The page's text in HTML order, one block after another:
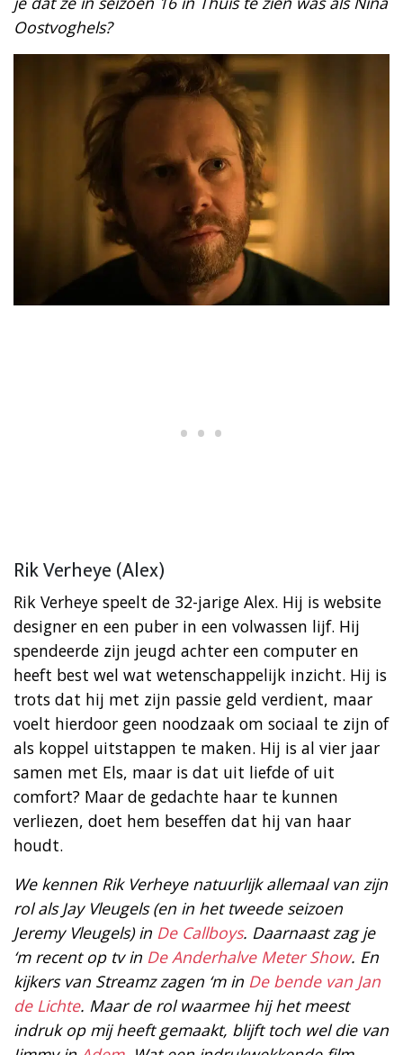
Oostvoghels?
Rik Verheye (Alex)
Rik Verheye speelt de 32-jarige Alex. Hij is website
designer en een puber in een volwassen lijf. Hij
spendeerde zijn jeugd achter een computer en
heeft best wel wat wetenschappelijk inzicht. Hij is
trots dat hij met zijn passie geld verdient, maar
voelt hierdoor geen noodzaak om sociaal te zijn of
als koppel uitstappen te maken. Hij is al vier jaar
samen met Els, maar is dat uit liefde of uit
comfort? Maar de gedachte haar te kunnen
verliezen, doet hem beseffen dat hij van haar
houdt.
We kennen Rik Verheye natuurlijk allemaal van zijn
rol als Jay Vleugels (en in het tweede seizoen
Jeremy Vleugels) in De Callboys. Daarnaast zag je
‘m recent op tv in De Anderhalve Meter Show. En
kijkers van Streamz zagen ‘m in De bende van Jan
de Lichte. Maar de rol waarmee hij het meest
indruk op mij heeft gemaakt, blijft toch wel die van